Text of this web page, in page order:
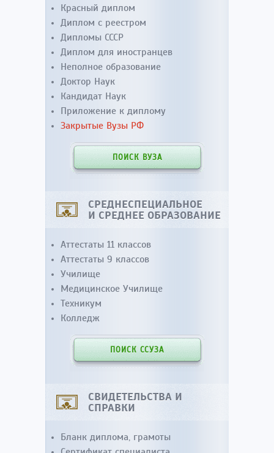
Красный диплом
Диплом с реестром
Дипломы СССР
Диплом для иностранцев
Неполное образование
Доктор Наук
Кандидат Наук
Приложение к диплому
Закрытые Вузы РФ
ПОИСК ВУЗА
СРЕДНЕСПЕЦИАЛЬНОЕ
И СРЕДНЕЕ ОБРАЗОВАНИЕ
Аттестаты 11 классов
Аттестаты 9 классов
Училище
Медицинское Училище
Техникум
Колледж
ПОИСК ССУЗА
СВИДЕТЕЛЬСТВА И
СПРАВКИ
Бланк диплома, грамоты